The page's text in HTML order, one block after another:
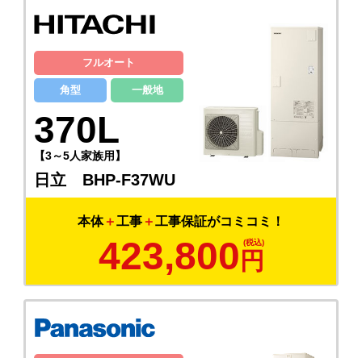
フルオート
角型 一般地
370L
【3～5人家族用】
日立 BHP-F37WU
本体＋工事 ＋工事保証がコミコミ！
423,800 円